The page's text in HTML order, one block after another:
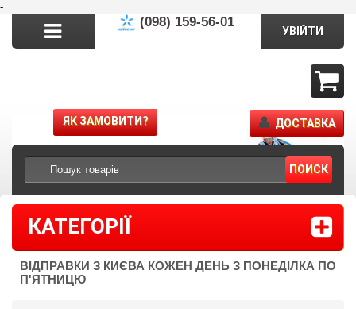
-
(098) 159-56-01
ПОИСК
УВІЙТИ
ЯК ЗАМОВИТИ? ДОСТАВКА
КАТЕГОРІЇ
ВІДПРАВКИ З КИЄВА КОЖЕН ДЕНЬ З ПОНЕДІЛКА ПО
П'ЯТНИЦЮ